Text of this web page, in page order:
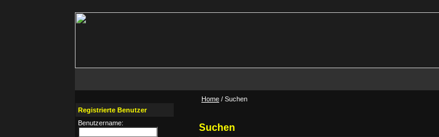
Registrierte Benutzer
Benutzername:
Home / Suchen
Suchen